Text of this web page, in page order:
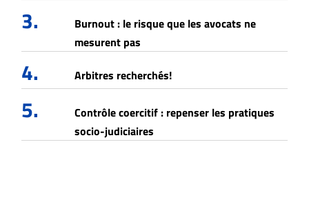
3.
Burnout : le risque que les avocats ne
mesurent pas
4. Arbitres recherchés!
5.
Contrôle coercitif : repenser les pratiques
socio-judiciaires